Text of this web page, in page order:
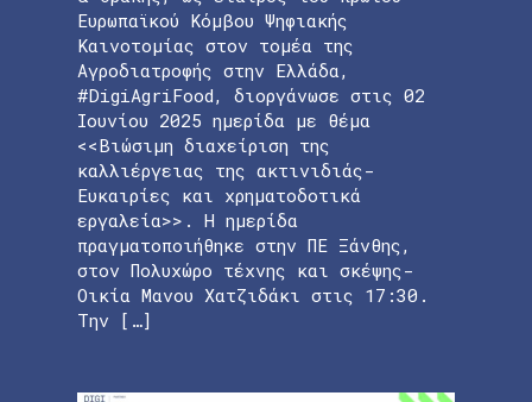
Ευρωπαϊκού Κόμβου Ψηφιακής
Καινοτομίας στον τομέα της
Αγροδιατροφής στην Ελλάδα,
#DigiAgriFood, διοργάνωσε στις 02
Ιουνίου 2025 ημερίδα με θέμα
<<Βιώσιμη διαχείριση της
καλλιέργειας της ακτινιδιάς-
Ευκαιρίες και χρηματοδοτικά
εργαλεία>>. Η ημερίδα
πραγματοποιήθηκε στην ΠΕ Ξάνθης,
στον Πολυχώρο τέχνης και σκέψης-
Οικία Μανου Χατζιδάκι στις 17:30.
Την […]